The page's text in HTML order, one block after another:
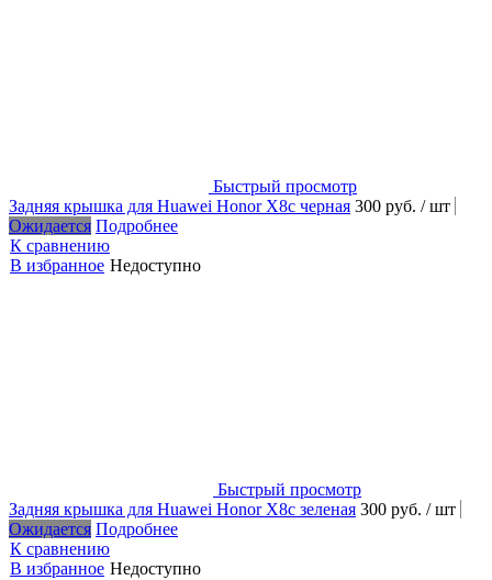
Быстрый просмотр
Задняя крышка для Huawei Honor X8с черная 300 руб. / шт
Ожидается Подробнее
К сравнению
В избранное Недоступно
Быстрый просмотр
Задняя крышка для Huawei Honor X8c зеленая 300 руб. / шт
Ожидается Подробнее
К сравнению
В избранное Недоступно